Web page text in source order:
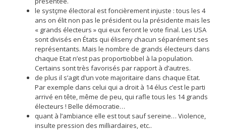
le systçme électoral est foncièrement injuste : tous les 4
ans on élit non pas le président ou la présidente mais les
« grands électeurs » qui eux feront le vote final. Les USA
sont divisés en États qui éliseny chacun séparément ses
représentants. Mais le nombre de grands électeurs dans
chaque Etat n’est pas proportiobbel à la population.
Certains sont très favorisés par rapport à d’autres.
de plus il s’agit d’un vote majoritaire dans chaque Etat.
Par exemple dans celui qui a droit à 14 élus c’est le parti
arrivé en tête, même de peu, qui rafle tous les 14 grands
électeurs ! Belle démocratie…
quant à l’ambiance elle est tout sauf sereine… Violence,
insulte pression des milliardaires, etc..